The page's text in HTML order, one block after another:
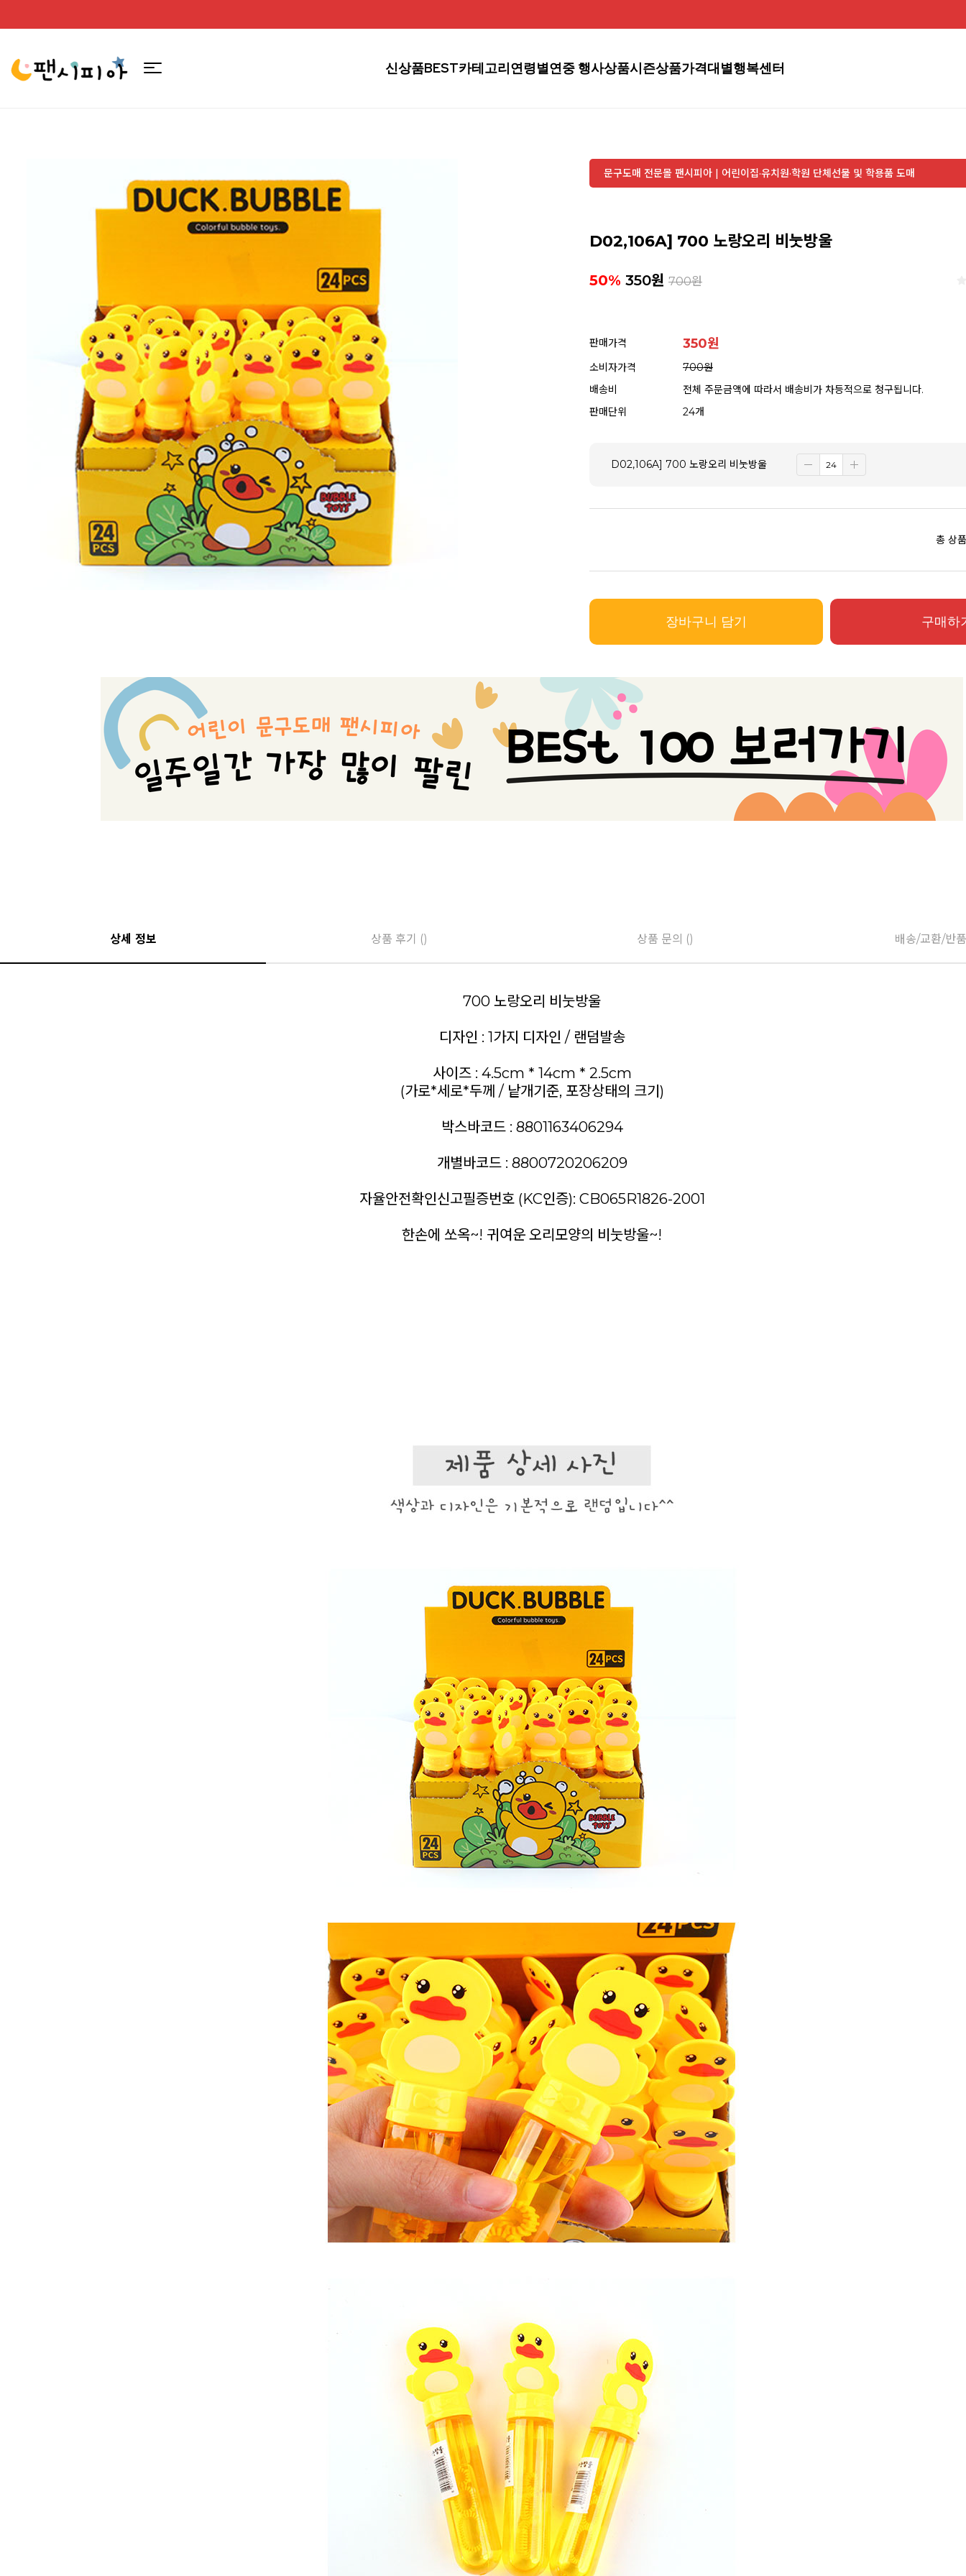
신상품BEST카테고리연령별연중 행사상품시즌상품가격대별행복센터
문구도매 전문몰 팬시피아 | 어린이집·유치원·학원 단체선물 및 학용품 도매
D02,106A] 700 노랑오리 비눗방울
50% 350원 700원
판매가격 350원
소비자가격
700원
배송비
전체 주문금액에 따라서 배송비가 차등적으로 청구됩니다.
판매단위
24개
D02,106A] 700 노랑오리 비눗방울
총 상
장바구니 담기 구매하
상세 정보 상품 후기 () 상품 문의 () 배송/교환/반품
700 노랑오리 비눗방울
디자인 : 1가지 디자인 / 랜덤발송
사이즈 : 4.5cm * 14cm * 2.5cm
(가로*세로*두께 / 낱개기준, 포장상태의 크기)
박스바코드 : 8801163406294
개별바코드 : 8800720206209
자율안전확인신고필증번호 (KC인증): CB065R1826-2001
한손에 쏘옥~! 귀여운 오리모양의 비눗방울~!